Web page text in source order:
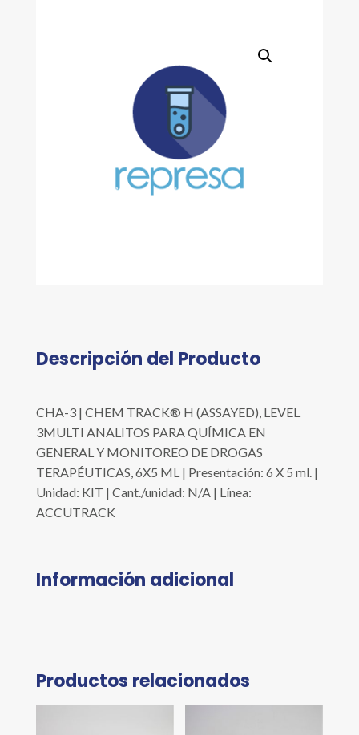
Descripción del Producto
CHA-3 | CHEM TRACK® H (ASSAYED), LEVEL
3MULTI ANALITOS PARA QUÍMICA EN
GENERAL Y MONITOREO DE DROGAS
TERAPÉUTICAS, 6X5 ML | Presentación: 6 X 5 ml. |
Unidad: KIT | Cant./unidad: N/A | Línea:
ACCUTRACK
Información adicional
Productos relacionados